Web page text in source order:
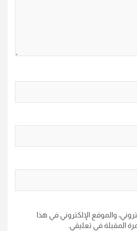
والموقع الإلكتروني في هذا
المقبلة في تعليقي.